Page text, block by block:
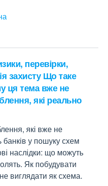
перевірки,
захисту Що таке
ця тема вже не
які реально
які вже не
у пошуку схем
наслідки: що можуть
Як побудувати
виглядати як схема.